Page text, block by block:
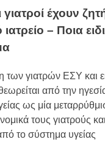
έχουν
ιατρείο – Ποια
γιατρών ΕΣΥ και
από την
ως μία
τους γιατρούς
το σύστημα υγείας